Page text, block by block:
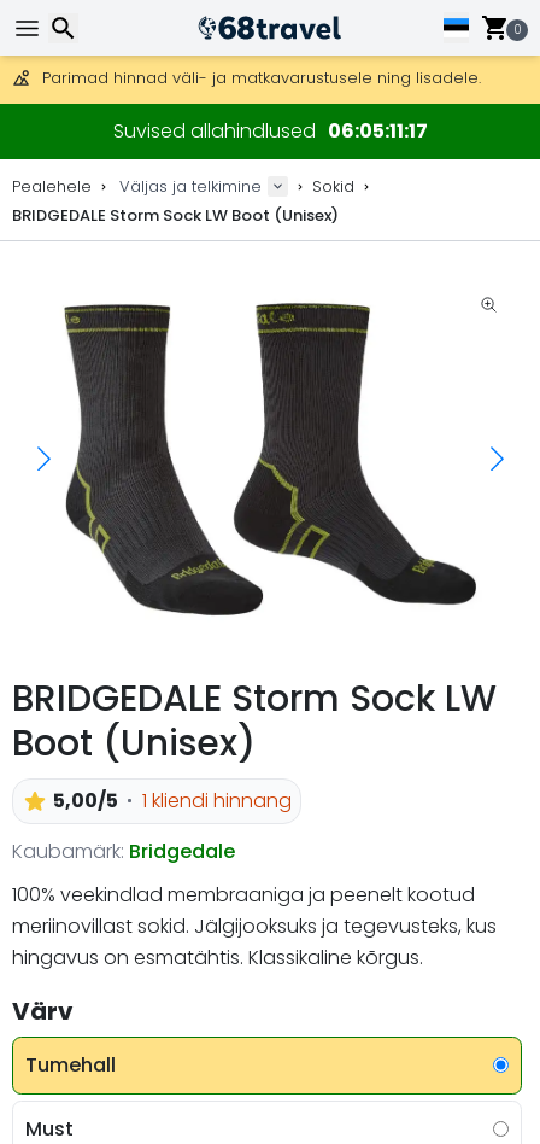
0
Saab saata ka DHL Expressi kaudu (kohaletoimetamine 24 tunni
30 päeva tagastamiseks, 90 päeva puidust kaartide ja
Parimad hinnad väli- ja matkavarustusele ning lisadele.
Suvised allahindlused 06051117
Pealehele Väljas ja telkimine
Sokid
BRIDGEDALE Storm Sock LW Boot (Unisex)
BRIDGEDALE Storm Sock LW
Boot (Unisex)
5,00/5
1 kliendi hinnang
Kaubamärk: Bridgedale
100% veekindlad membraaniga ja peenelt kootud
meriinovillast sokid. Jälgijooksuks ja tegevusteks, kus
hingavus on esmatähtis. Klassikaline kõrgus.
Värv
Tumehall
Must